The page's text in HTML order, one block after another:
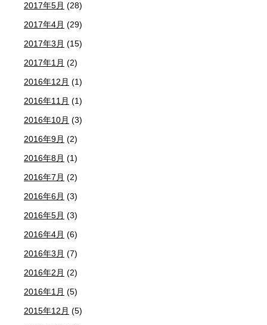
2017年5月 (28)
2017年4月 (29)
2017年3月 (15)
2017年1月 (2)
2016年12月 (1)
2016年11月 (1)
2016年10月 (3)
2016年9月 (2)
2016年8月 (1)
2016年7月 (2)
2016年6月 (3)
2016年5月 (3)
2016年4月 (6)
2016年3月 (7)
2016年2月 (2)
2016年1月 (5)
2015年12月 (5)